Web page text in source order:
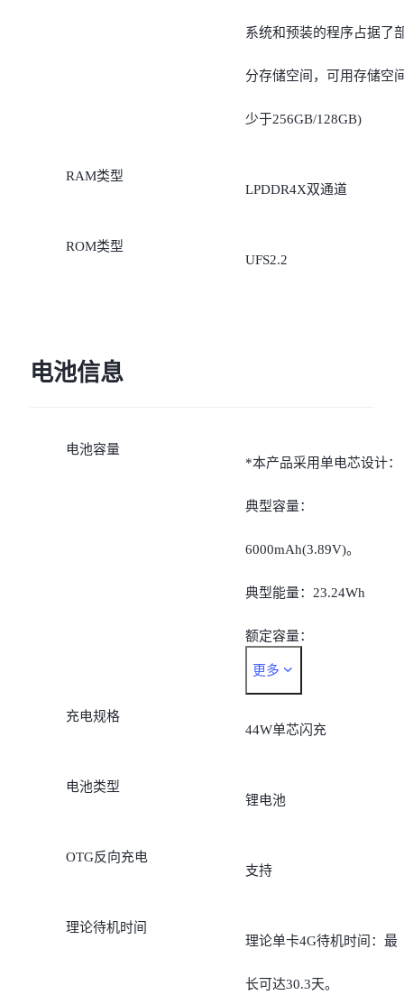
系统和预装的程序占据了
分存储空间，可用存储空
少于256GB/128GB)
RAM类型
LPDDR4X双通道
ROM类型
UFS2.2
电池信息
电池容量
*本产品采用单电芯设计：
典型容量：
6000mAh(3.89V)。
典型能量：23.24Wh
额定容量：
5890mAh(3.89V)。
额定能量：22.92Wh
更多
充电规格
44W单芯闪充
电池类型
锂电池
OTG反向充电
支持
理论待机时间
理论单卡4G待机时间：最
长可达30.3天。